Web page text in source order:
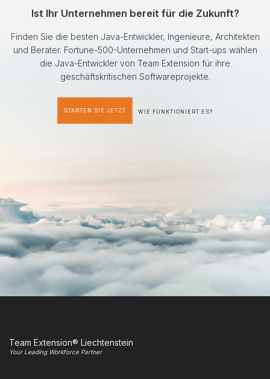
Ist Ihr Unternehmen bereit für die Zukunft?
Finden Sie die besten Java-Entwickler, Ingenieure, Architekten
und Berater. Fortune-500-Unternehmen und Start-ups wählen
die Java-Entwickler von Team Extension für ihre
geschäftskritischen Softwareprojekte.
STARTEN SIE JETZT WIE FUNKTIONIERT ES?
Team Extension® Liechtenstein
Your Leading Workforce Partner